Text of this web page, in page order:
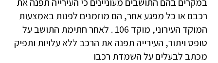
רכבם או כל מפגע אחר, הם מוזמנים לפנות באמצעות
המוקד העירוני, מוקד 106 . לאחר חתימת התושב על
טופס ויתור, העירייה תפנה את הרכב ללא עלויות ותפיק
מכתב לבעלים על השמדת רכבו